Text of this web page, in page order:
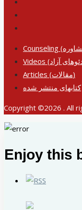
Articles (مقالات)
کتابهای منتشر شده
Copyright ©2026 . All
Enjoy this